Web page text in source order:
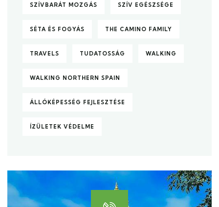
SZÍVBARÁT MOZGÁS SZÍV EGÉSZSÉGE
SÉTA ÉS FOGYÁS THE CAMINO FAMILY
TRAVELS TUDATOSSÁG WALKING
WALKING NORTHERN SPAIN
ÁLLÓKÉPESSÉG FEJLESZTÉSE
ÍZÜLETEK VÉDELME